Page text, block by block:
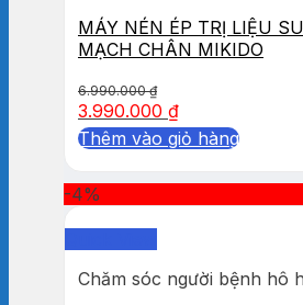
MÁY NÉN ÉP TRỊ LIỆU
MẠCH CHÂN MIKIDO
6.990.000₫
3.990.000 ₫
Thêm vào giỏ hàng
-4%
Chăm sóc người bệnh hô